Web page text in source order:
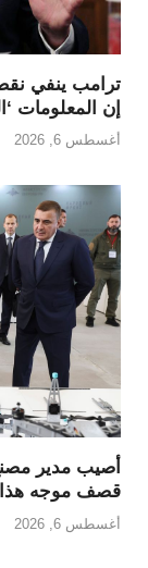
ترامب ينفي
إن المعلومات
أغسطس 6, 2026
أصيب مدير
قصف موجه هذا
أغسطس 6, 2026